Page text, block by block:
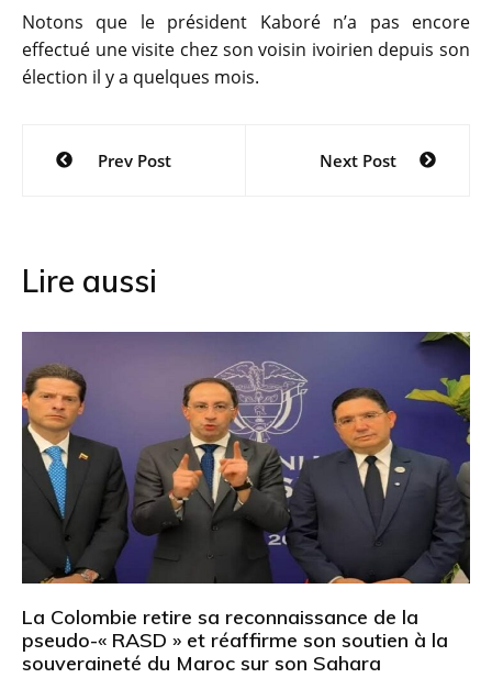
Notons que le président Kaboré n’a pas encore
effectué une visite chez son voisin ivoirien depuis son
élection il y a quelques mois.
Navigation
Prev Post Next Post
Lire aussi
La Colombie retire sa reconnaissance de la
pseudo-« RASD » et réaffirme son soutien à la
souveraineté du Maroc sur son Sahara